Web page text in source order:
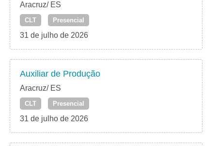
Aracruz/ ES
CLT Presencial
31 de julho de 2026
Auxiliar de Produção
Aracruz/ ES
CLT Presencial
31 de julho de 2026